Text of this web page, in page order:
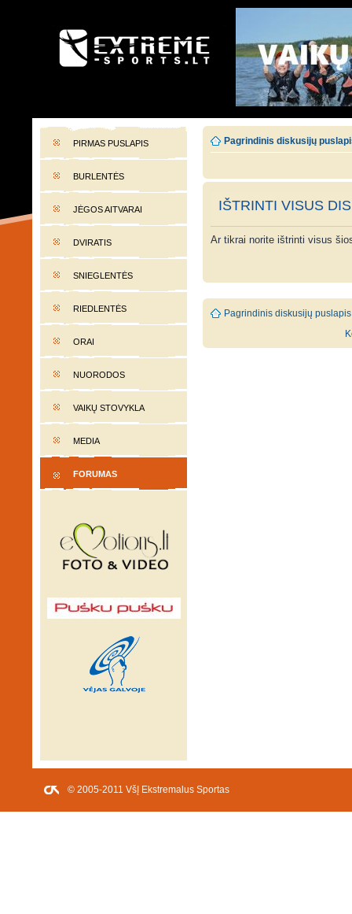
EXTREME-SPORTS.LT
PIRMAS PUSLAPIS
BURLENTĖS
JĖGOS AITVARAI
DVIRATIS
SNIEGLENTĖS
RIEDLENTĖS
ORAI
NUORODOS
VAIKŲ STOVYKLA
MEDIA
FORUMAS
Pagrindinis diskusijų
IŠTRINTI VISUS
Ar tikrai norite ištrinti visus
Pagrindinis diskusijų puslapis
© 2005-2011 VšĮ Ekstremalus Sportas